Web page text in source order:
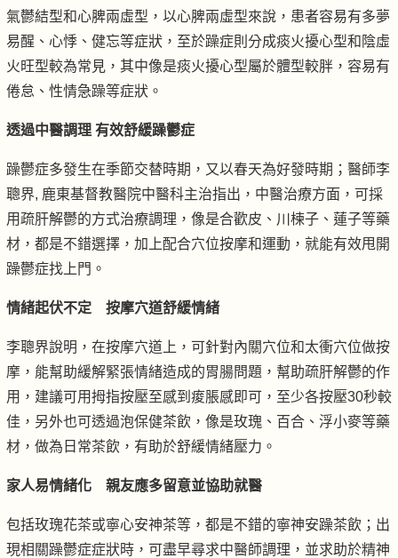
氣鬱結型和心脾兩虛型，以心脾兩虛型來說，患者容易有多夢
易醒、心悸、健忘等症狀，至於躁症則分成痰火擾心型和陰虛
火旺型較為常見，其中像是痰火擾心型屬於體型較胖，容易有
倦怠、性情急躁等症狀。
透過中醫調理 有效舒緩躁鬱症
躁鬱症多發生在季節交替時期，又以春天為好發時期；醫師李
聰界, 鹿東基督教醫院中醫科主治指出，中醫治療方面，可採
用疏肝解鬱的方式治療調理，像是合歡皮、川楝子、蓮子等藥
材，都是不錯選擇，加上配合穴位按摩和運動，就能有效甩開
躁鬱症找上門。
情緒起伏不定 按摩穴道舒緩情緒
李聰界說明，在按摩穴道上，可針對內關穴位和太衝穴位做按
摩，能幫助緩解緊張情緒造成的胃腸問題，幫助疏肝解鬱的作
用，建議可用拇指按壓至感到痠脹感即可，至少各按壓30秒較
佳，另外也可透過泡保健茶飲，像是玫瑰、百合、浮小麥等藥
材，做為日常茶飲，有助於舒緩情緒壓力。
家人易情緒化 親友應多留意並協助就醫
包括玫瑰花茶或寧心安神茶等，都是不錯的寧神安躁茶飲；出
現相關躁鬱症症狀時，可盡早尋求中醫師調理，並求助於精神